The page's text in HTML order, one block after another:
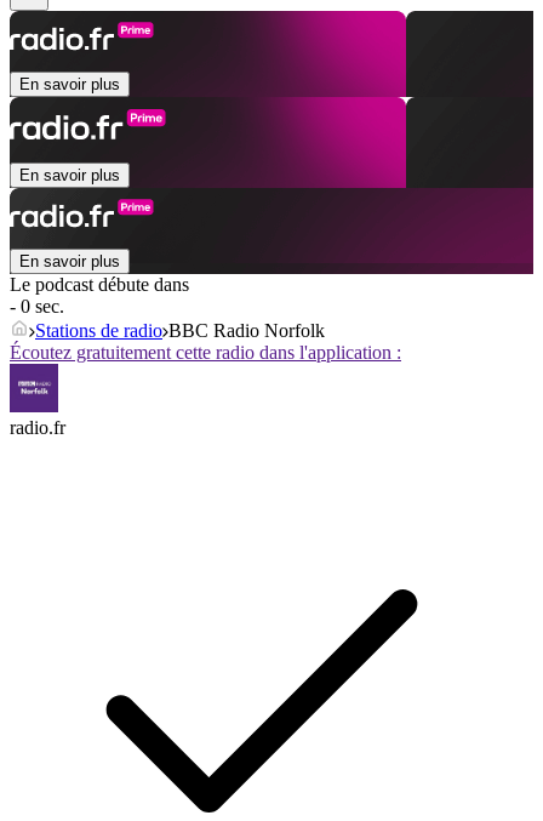
En savoir plus
En savoir plus
En savoir plus
Le podcast débute dans
- 0 sec.
Stations de radio BBC Radio Norfolk
Écoutez gratuitement cette radio dans l'application :
radio.fr